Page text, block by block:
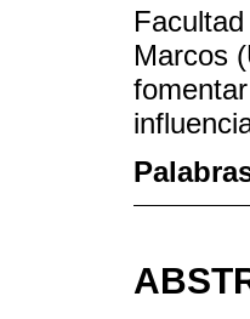
Marcos